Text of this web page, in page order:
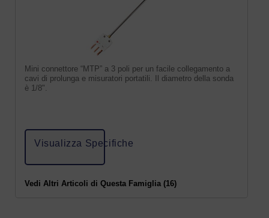
Mini connettore “MTP” a 3 poli per un facile collegamento a
cavi di prolunga e misuratori portatili. Il diametro della sonda
è 1/8".
Visualizza Specifiche
Vedi Altri Articoli di Questa Famiglia (16)